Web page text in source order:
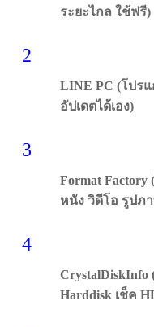
ระยะไกล ใช้ฟรี)
2
LINE PC (โปร
อัปเดตได้เอง)
3
Format Factory
หนัง วิดีโอ รูปภ
4
CrystalDiskInfo
Harddisk เช็ค